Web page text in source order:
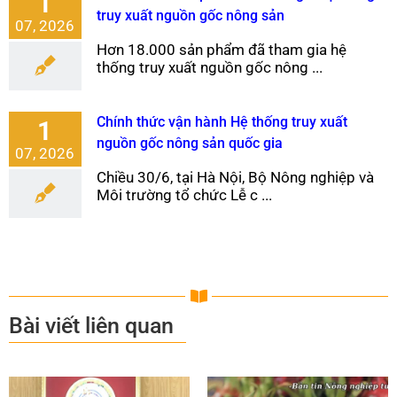
07, 2026
truy xuất nguồn gốc nông sản
Hơn 18.000 sản phẩm đã tham gia hệ
thống truy xuất nguồn gốc nông ...
1
07, 2026
Chính thức vận hành Hệ thống truy xuất
nguồn gốc nông sản quốc gia
Chiều 30/6, tại Hà Nội, Bộ Nông nghiệp và
Môi trường tổ chức Lễ c ...
Bài viết liên quan